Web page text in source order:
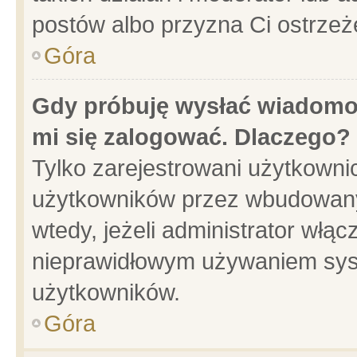
postów albo przyzna Ci
Góra
Gdy próbuję wysłać
mi się zalogować. Dlaczego?
Tylko zarejestrowani
użytkowników przez
wtedy, jeżeli administrator
nieprawidłowym używaniem
użytkowników.
Góra